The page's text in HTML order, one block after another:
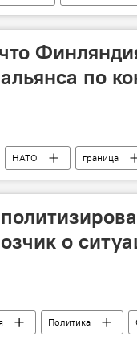
по
НАТО граница
о
Политика